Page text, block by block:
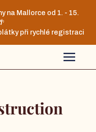
na Mallorce od 1. - 15.
při rychlé registraci